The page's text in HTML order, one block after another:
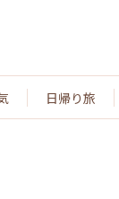
日帰り旅